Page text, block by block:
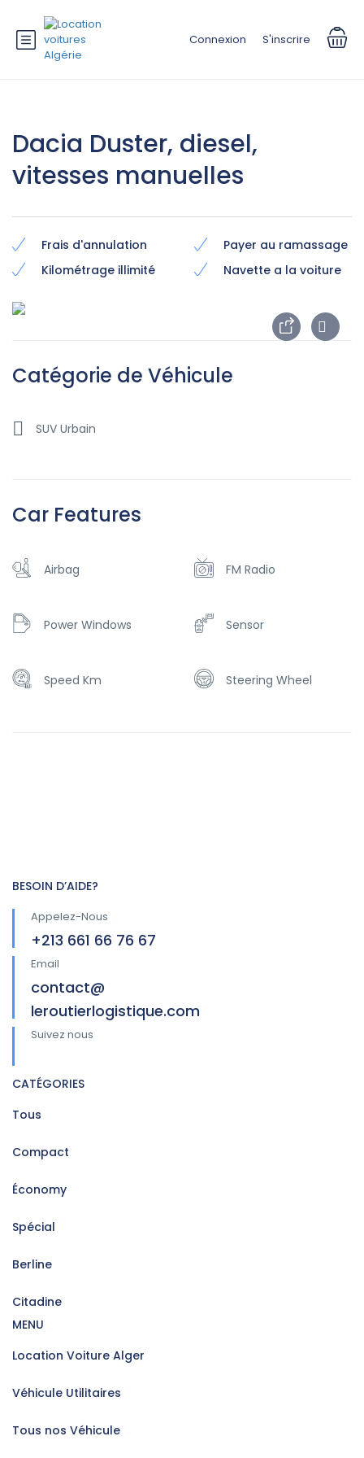
Connexion S'inscrire
Dacia Duster, diesel,
vitesses manuelles
Frais d'annulation
Payer au ramassage
Kilométrage illimité
Navette a la voiture
Catégorie de Véhicule
SUV Urbain
Car Features
Airbag FM Radio
Power Windows Sensor
Speed Km Steering Wheel
BESOIN D’AIDE?
Appelez-Nous
+213 661 66 76 67
Email
contact@
leroutierlogistique.com
Suivez nous
CATÉGORIES
Tous
Compact
Économy
Spécial
Berline
Citadine
MENU
Location Voiture Alger
Véhicule Utilitaires
Tous nos Véhicule